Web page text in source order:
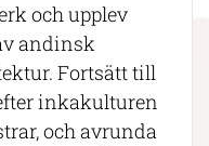
och upplev
andinsk
Fortsätt till
inkakulturen
och avrunda